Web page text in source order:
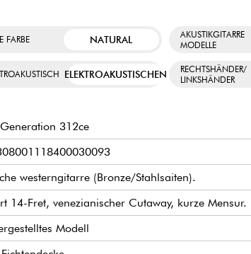
FARBE NATURAL
AKUSTIKGITARRE
MODELLE
ELEKTROAKUSTISCHEN
RECHTSHÄNDER/
LINKSHÄNDER
312ce
westerngitarre (Bronze/Stahlsaiten).
14-Fret, venezianischer Cutaway, kurze Mensur.
Modell